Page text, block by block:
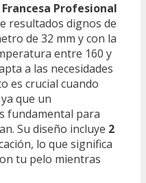
Profesional
resultados dignos de
de 32 mm y con la
entre 160 y
a las necesidades
es crucial cuando
que un
fundamental para
Su diseño incluye 2
lo que significa
tu pelo mientras